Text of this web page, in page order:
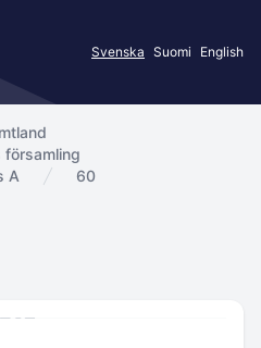
Svenska Suomi English
församling
A
60